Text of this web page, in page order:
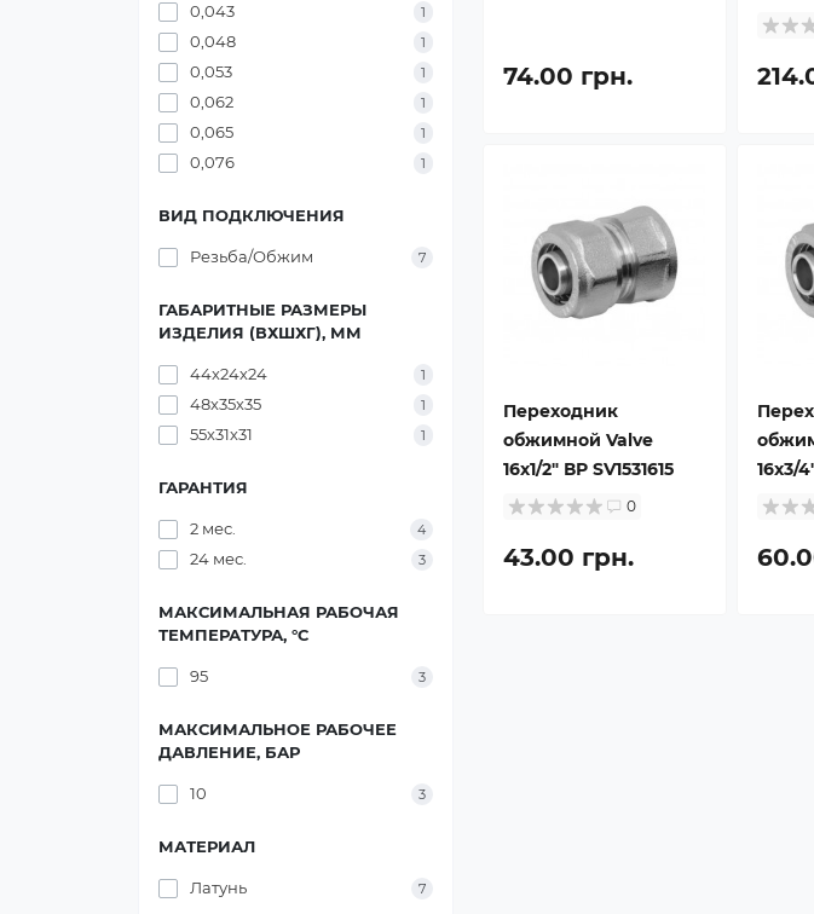
0,043 1
0,048 1
0,053 1
0,062 1
0,065 1
0,076 1
ВИД ПОДКЛЮЧЕНИЯ
Резьба/Обжим 7
ГАБАРИТНЫЕ РАЗМЕРЫ
ИЗДЕЛИЯ (ВХШХГ), ММ
44х24х24 1
48х35х35 1
55х31х31 1
ГАРАНТИЯ
2 мес. 4
24 мес. 3
МАКСИМАЛЬНАЯ РАБОЧАЯ
ТЕМПЕРАТУРА, °C
95 3
МАКСИМАЛЬНОЕ РАБОЧЕЕ
ДАВЛЕНИЕ, БАР
10 3
МАТЕРИАЛ
Латунь 7
74.00 грн.
Переходник
обжимной Valve
16х1/2" ВР SV1531615
0
43.00 грн.
16х3/